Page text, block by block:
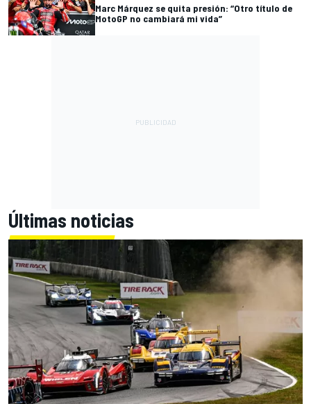
Marc Márquez se quita presión: “Otro título de
MotoGP no cambiará mi vida”
Últimas noticias